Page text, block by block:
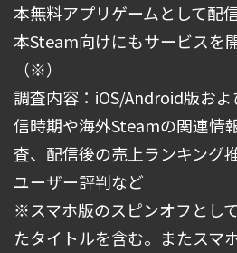
本無料アプリゲームとして配
本Steam向けにもサービスを
（※）
調査内容：iOS/Android版お
信時期や海外Steamの関連情
査、配信後の売上ランキング
ユーザー評判など
※スマホ版のスピンオフとし
たタイトルを含む。またスマ